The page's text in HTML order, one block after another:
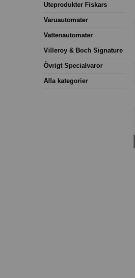
Uteprodukter Fiskars
Varuautomater
Vattenautomater
Villeroy & Boch Signature
Övrigt Specialvaror
Alla kategorier